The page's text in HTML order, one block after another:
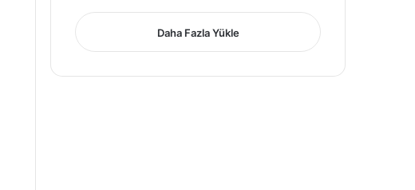
Daha Fazla Yükle